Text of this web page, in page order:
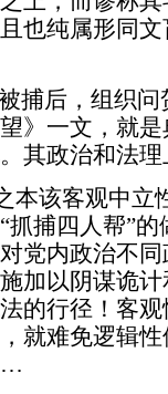
也纯属形同
后，组织问
》一文，就
其政治和法
该客观中立
捕四人帮”
党内政治不
加以阴谋诡
的行径！客
就难免逻辑